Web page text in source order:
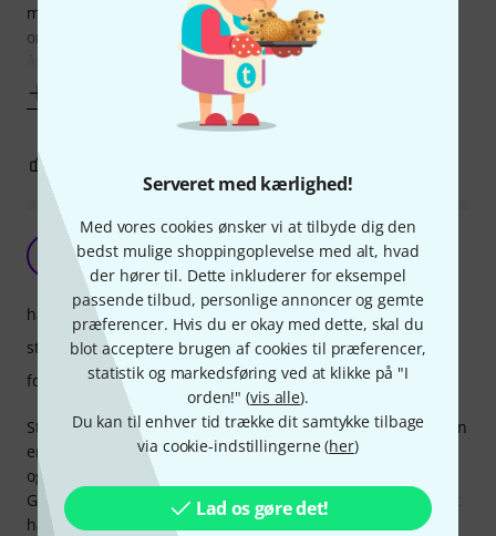
Serveret med kærlighed!
Med vores cookies ønsker vi at tilbyde dig den
bedst mulige shoppingoplevelse med alt, hvad
der hører til. Dette inkluderer for eksempel
passende tilbud, personlige annoncer og gemte
præferencer. Hvis du er okay med dette, skal du
blot acceptere brugen af cookies til præferencer,
statistik og markedsføring ved at klikke på "I
orden!" (vis alle).
Du kan til enhver tid trække dit samtykke tilbage
via cookie-indstillingerne (her)
Lad os gøre det!
mere robust end man skulle tro. Hvis du behandler det
ordentligt, så holder det i lang tid. Jeg har brugt mit i flere
år nu, uden at det er blevet beskadiget. Og
Funktionelt, men ikke optimalt
Lykholt 28.06.2018
Stativet er nogenlunde stabilt, men tipper nemt, hvis armen
er for langt ude. Det er bedst, hvis det ikke skal pakkes op
og ned for mange gange.
Gevindene til spændeskruerne bliver nemt slidt, så stativet
har bedst af at stå fast i et øvelokale og ikke pakkes op og
håndtering
stabilitet
forarbejdning